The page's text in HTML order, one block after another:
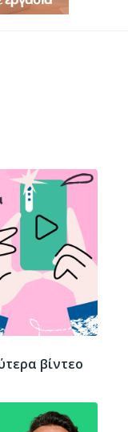
βίντεο